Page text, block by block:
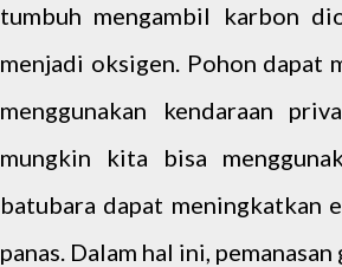
tumbuh mengambil karbon
menjadi oksigen. Pohon dapat
menggunakan kendaraan
mungkin kita bisa
batubara dapat meningkatkan
panas. Dalam hal ini,